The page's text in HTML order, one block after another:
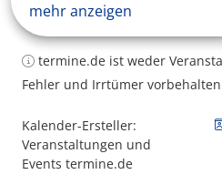
mehr anzeigen
termine.de ist weder
Fehler und Irrtümer
Kalender-Ersteller:
Veranstaltungen und
Events termine.de